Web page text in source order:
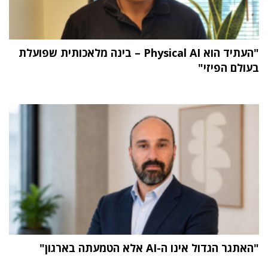
"העתיד הוא Physical AI – בינה מלאכותית שפועלת
בעולם הפיזי"
"האתגר הגדול אינו ה-AI אלא הטמעתה בארגון"